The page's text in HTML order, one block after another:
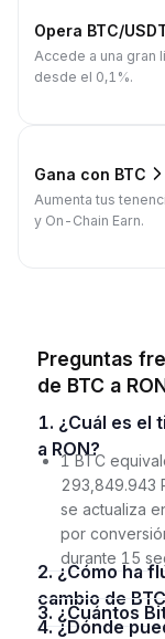
Opera BTC/
Accede a una gran
desde el 0,1%.
Gana con BTC
Aumenta tus
y On-Chain Earn.
Preguntas
de BTC a
1. ¿Cuál es el tipo de cambio actual de 1 BTC
a RON?
1 BTC
293,849.943
se actualiza
por
durante 15
2. ¿Cómo ha fluctuado en 24 horas el tipo de
cambio de
3. ¿Cuántos
4. ¿Dónde puedo encontrar recursos para